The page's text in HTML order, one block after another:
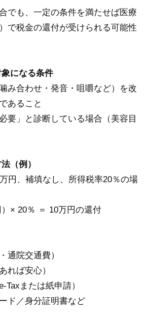
でも、一定の条件を満たせば医療
で税金の還付が受けられる可能性
になる条件
み合わせ・発音・咀嚼など）を改
あること
要」と診断している場合（美容目
（例）
円、補填なし、所得税率20％の場
）× 20％ ＝ 10万円の還付
通院交通費）
れば安心）
Taxまたは紙申請）
ド／身分証明書など